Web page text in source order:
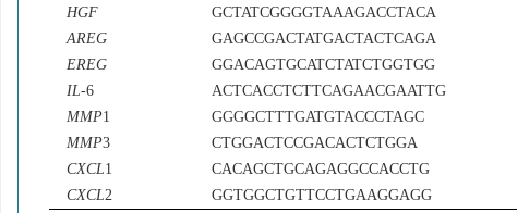
HGF
GCTATCGGGGTAAAGACCTACA
AREG
GAGCCGACTATGACTACTCAGA
EREG
GGACAGTGCATCTATCTGGTGG
IL-6 ACTCACCTCTTCAGAACGAATTG
MMP1 GGGGCTTTGATGTACCCTAGC
MMP3 CTGGACTCCGACACTCTGGA
CXCL1 CACAGCTGCAGAGGCCACCTG
CXCL2 GGTGGCTGTTCCTGAAGGAGG